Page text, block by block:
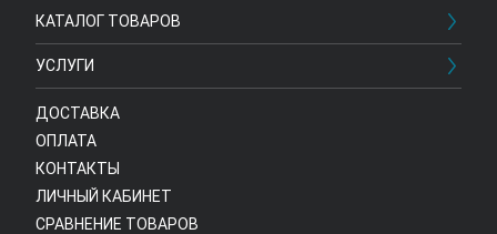
КАТАЛОГ ТОВАРОВ
УСЛУГИ
ДОСТАВКА
ОПЛАТА
КОНТАКТЫ
ЛИЧНЫЙ КАБИНЕТ
СРАВНЕНИЕ ТОВАРОВ